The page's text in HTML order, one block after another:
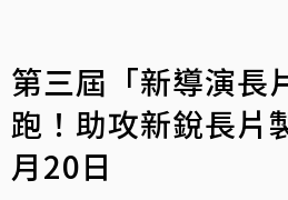
第三屆「新導演長
跑！助攻新銳長
月20日